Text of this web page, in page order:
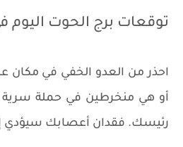
توقعات برج الحوت اليوم
احذر من العدو الخفي في مكان
أو هي منخرطين في حملة سرية
رئيسك. فقدان أعصابك سيؤدي